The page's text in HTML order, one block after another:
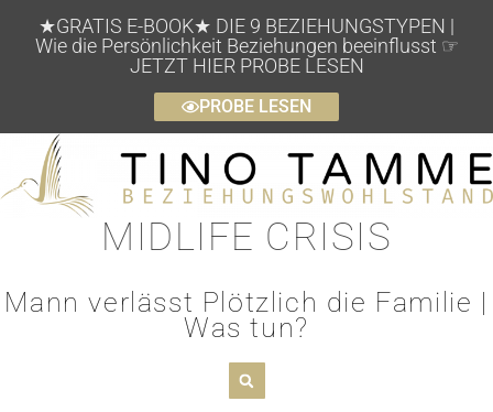
★GRATIS E-BOOK★ DIE 9 BEZIEHUNGSTYPEN |
Wie die Persönlichkeit Beziehungen beeinflusst ☞
JETZT HIER PROBE LESEN
PROBE LESEN
MIDLIFE CRISIS
Mann verlässt Plötzlich die Familie |
Was tun?